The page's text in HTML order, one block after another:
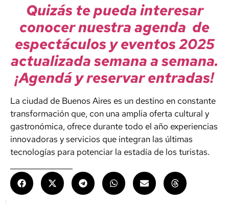
Quizás te pueda interesar
conocer nuestra agenda de
espectáculos y eventos 2025
actualizada semana a semana.
¡Agendá y reservar entradas!
La ciudad de Buenos Aires es un destino en constante
transformación que, con una amplia oferta cultural y
gastronómica, ofrece durante todo el año experiencias
innovadoras y servicios que integran las últimas
tecnologías para potenciar la estadía de los turistas.